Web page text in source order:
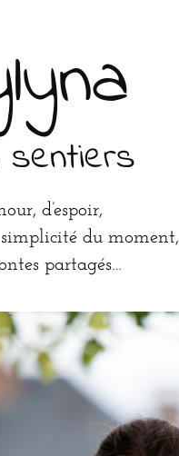
d’espoir,
simplicité du moment,
partagés…